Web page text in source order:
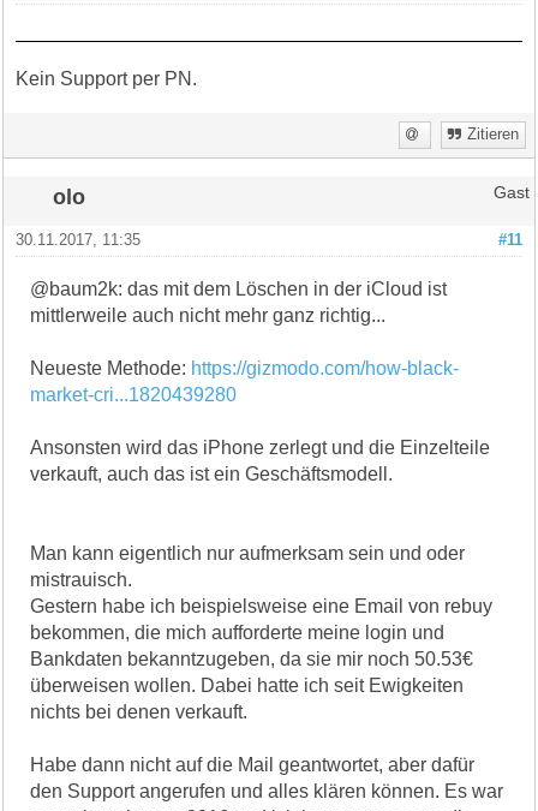
Kein Support per PN.
Zitieren
olo Gast
#11
30.11.2017, 11:35
@baum2k: das mit dem Löschen in der iCloud ist
mittlerweile auch nicht mehr ganz richtig...
Neueste Methode: https://gizmodo.com/how-black-
market-cri...1820439280
Ansonsten wird das iPhone zerlegt und die Einzelteile
verkauft, auch das ist ein Geschäftsmodell.
Man kann eigentlich nur aufmerksam sein und oder
mistrauisch.
Gestern habe ich beispielsweise eine Email von rebuy
bekommen, die mich aufforderte meine login und
Bankdaten bekanntzugeben, da sie mir noch 50.53€
überweisen wollen. Dabei hatte ich seit Ewigkeiten
nichts bei denen verkauft.
Habe dann nicht auf die Mail geantwortet, aber dafür
den Support angerufen und alles klären können. Es war